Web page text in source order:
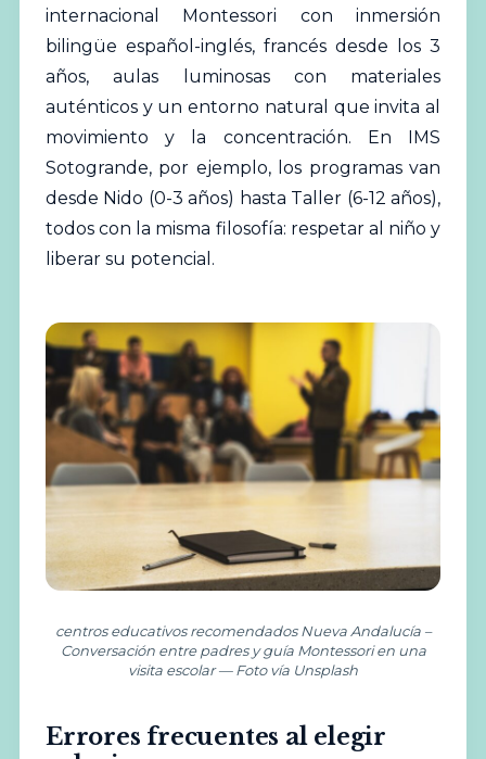
internacional Montessori con inmersión
bilingüe español-inglés, francés desde los 3
años, aulas luminosas con materiales
auténticos y un entorno natural que invita al
movimiento y la concentración. En IMS
Sotogrande, por ejemplo, los programas van
desde Nido (0-3 años) hasta Taller (6-12 años),
todos con la misma filosofía: respetar al niño y
liberar su potencial.
centros educativos recomendados Nueva Andalucía –
Conversación entre padres y guía Montessori en una
visita escolar — Foto vía Unsplash
Errores frecuentes al elegir